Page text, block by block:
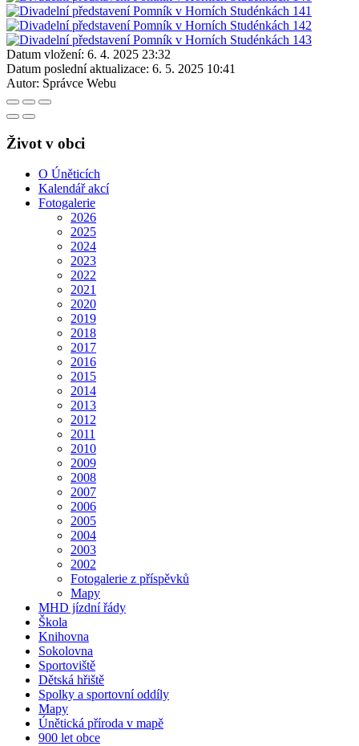
Datum vložení: 6. 4. 2025 23:32
Datum poslední aktualizace: 6. 5. 2025 10:41
Autor: Správce Webu
Život v obci
O Úněticích
Kalendář akcí
Fotogalerie
2026
2025
2024
2023
2022
2021
2020
2019
2018
2017
2016
2015
2014
2013
2012
2011
2010
2009
2008
2007
2006
2005
2004
2003
2002
Fotogalerie z příspěvků
Mapy
MHD jízdní řády
Škola
Knihovna
Sokolovna
Sportoviště
Dětská hřiště
Spolky a sportovní oddíly
Mapy
Únětická příroda v mapě
900 let obce